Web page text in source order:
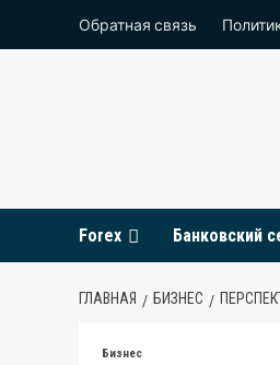
Обратная связь
Forex Банковский
ГЛАВНАЯ БИЗНЕС
Бизнес